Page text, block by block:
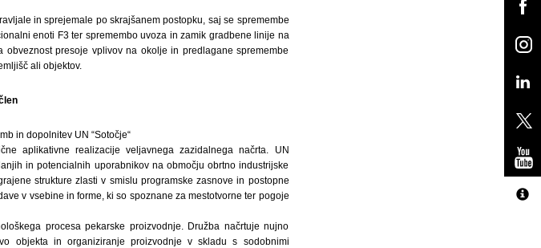
in sprejemale po skrajšanem postopku, saj se spremembe
enoti F3 ter spremembo uvoza in zamik gradbene linije na
presoje vplivov na okolje in predlagane spremembe
ali objektov.
in dopolnitev UN “Sotočje“
aplikativne realizacije veljavnega zazidalnega načrta. UN
in potencialnih uporabnikov na območju obrtno industrijske
strukture zlasti v smislu programske zasnove in postopne
v vsebine in forme, ki so spoznane za mestotvorne ter pogoje
procesa pekarske proizvodnje. Družba načrtuje nujno
objekta in organiziranje proizvodnje v skladu s sodobnimi